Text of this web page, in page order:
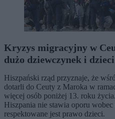
Kryzys migracyjny w
dużo dziewczynek i dzieci
Hiszpański rząd przyznaje, że
dotarli do Ceuty z Maroka w
więcej osób poniżej 13. roku
Hiszpania nie stawia oporu
respektowane jest prawo dzieci.